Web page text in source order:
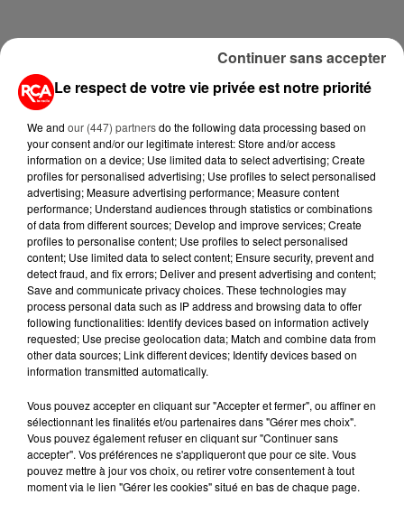
A LIRE AUSSI...
19h12
PETIT-DÉJEUNER : EST-IL
VRAIMENT OBLIGATOIRE DE
MANGER LE MATIN ?
11h03
WEEK-END ROUGE SUR LES
ROUTES : LE GRAND OUEST SE
PRÉPARE À UN...
6 août 2026
MÉGOTS ET FEUX DE FORÊT : LES
TAXÉS...
6 août 2026
CANICULE : POURQUOI LES
BOUTEILLES D'EAU
Le respect de votre vie privée est notre priorité
We and our (447) partnersdo the following data processing based on
your consent and/or our legitimate interest: Store and/or access
information on a device; Use limited data to select advertising; Create
profiles for personalised advertising; Use profiles to select personalised
advertising; Measure advertising performance; Measure content
performance; Understand audiences through statistics or combinations
of data from different sources; Develop and improve services; Create
profiles to personalise content; Use profiles to select personalised
content; Use limited data to select content; Ensure security, prevent and
detect fraud, and fix errors; Deliver and present advertising and content;
Save and communicate privacy choices. These technologies may
process personal data such as IP address and browsing data to offer
following functionalities: Identify devices based on information actively
requested; Use precise geolocation data; Match and combine data from
other data sources; Link different devices; Identify devices based on
information transmitted automatically.
Vous pouvez accepter en cliquant sur "Accepter et fermer", ou affiner en
sélectionnant les finalités et/ou partenaires dans "Gérer mes choix".
Vous pouvez également refuser en cliquant sur "Continuer sans
accepter". Vos préférences ne s'appliqueront que pour ce site. Vous
pouvez mettre à jour vos choix, ou retirer votre consentement à tout
moment via le lien "Gérer les cookies" situé en bas de chaque page.
Continuer sans accepter